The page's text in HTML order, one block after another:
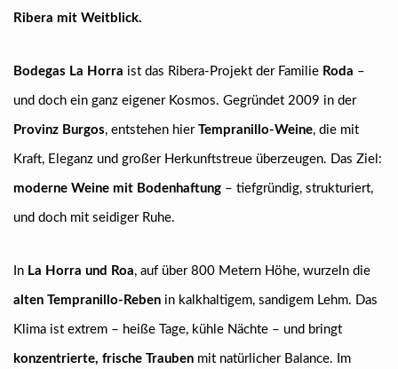
Ribera mit Weitblick.
Bodegas La Horra ist das Ribera-Projekt der Familie Roda –
und doch ein ganz eigener Kosmos. Gegründet 2009 in der
Provinz Burgos, entstehen hier Tempranillo-Weine, die mit
Kraft, Eleganz und großer Herkunftstreue überzeugen. Das Ziel:
moderne Weine mit Bodenhaftung – tiefgründig, strukturiert,
und doch mit seidiger Ruhe.
In La Horra und Roa, auf über 800 Metern Höhe, wurzeln die
alten Tempranillo-Reben in kalkhaltigem, sandigem Lehm. Das
Klima ist extrem – heiße Tage, kühle Nächte – und bringt
konzentrierte, frische Trauben mit natürlicher Balance. Im